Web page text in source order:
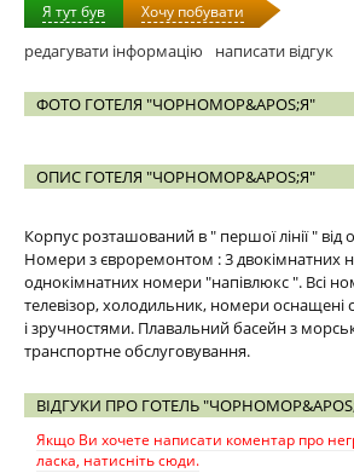
Я тут був Хочу побувати
редагувати інформацію написати відгук
ФОТО ГОТЕЛЯ "ЧОРНОМОР&APOS;Я"
ОПИС ГОТЕЛЯ "ЧОРНОМОР&APOS;Я"
Корпус розташований в " першої лінії "
Номери з євроремонтом : 3 двокімнатних
однокімнатних номери "напівлюкс ". Всі
телевізор, холодильник, номери
і зручностями. Плавальний басейн з
транспортне обслуговування.
ВІДГУКИ ПРО ГОТЕЛЬ
Якщо Ви хочете написати коментар про
ласка, натисніть сюди.